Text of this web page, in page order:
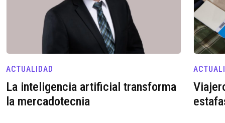
ACTUALIDAD
La inteligencia artificial transforma
la mercadotecnia